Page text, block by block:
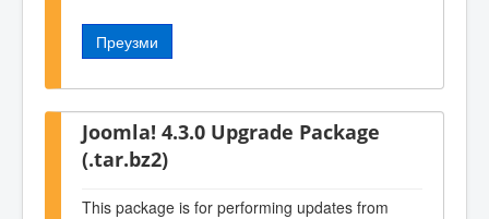
Преузми
Joomla! 4.3.0 Upgrade Package
(.tar.bz2)
This package is for performing updates from